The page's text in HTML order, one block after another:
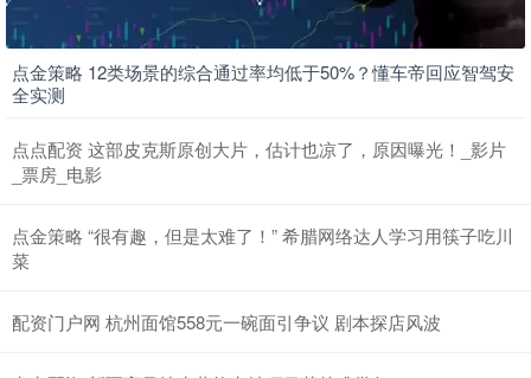
点金策略 12类场景的综合通过率均低于50%？懂车帝回应智驾安
全实测
点点配资 这部皮克斯原创大片，估计也凉了，原因曝光！_影片
_票房_电影
点金策略 “很有趣，但是太难了！” 希腊网络达人学习用筷子吃川
菜
配资门户网 杭州面馆558元一碗面引争议 剧本探店风波